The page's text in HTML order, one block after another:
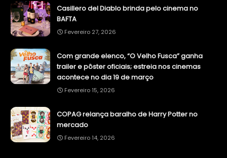
Casillero del Diablo brinda pelo cinema no
BAFTA
Fevereiro 27, 2026
Com grande elenco, “O Velho Fusca” ganha
trailer e pôster oficiais; estreia nos cinemas
acontece no dia 19 de março
Fevereiro 15, 2026
COPAG relança baralho de Harry Potter no
mercado
Fevereiro 14, 2026